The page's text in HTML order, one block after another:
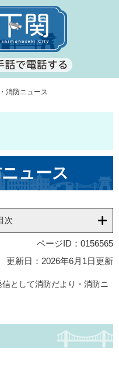
消防ニュース
ュース
次
ページID：0156565
更新日：2026年6月1日更新
として消防だより・消防ニ